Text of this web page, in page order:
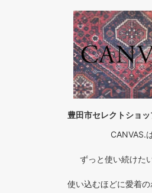
豊田市セレクトショ
CANVAS.
ずっと使い続けた
使い込むほどに愛着